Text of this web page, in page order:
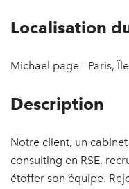
Localisation
Michael page - Paris,
Description
Notre client, un
consulting en RSE,
étoffer son équipe.